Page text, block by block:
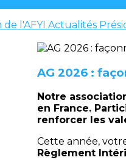
l'AFYI Actualités
AG 2026 :
Notre
en France.
renforcer les
Cette année,
Règlement